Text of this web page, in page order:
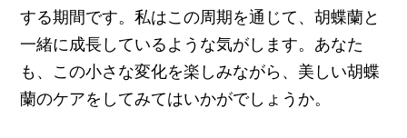
する期間です。私はこの周期を通じて、胡蝶蘭と
一緒に成長しているような気がします。あなた
も、この小さな変化を楽しみながら、美しい胡蝶
蘭のケアをしてみてはいかがでしょうか。